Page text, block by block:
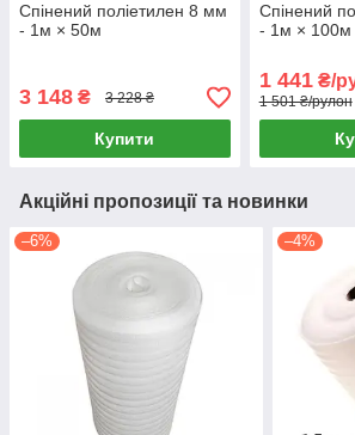
Спінений поліетилен 8 мм
- 1м × 50м
3 148 ₴ 3 228 ₴
Купити
Спінений
- 1м × 100м
1 441₴/
1 501 ₴/рулон
Акційні пропозиції та новинки
–6% –4%